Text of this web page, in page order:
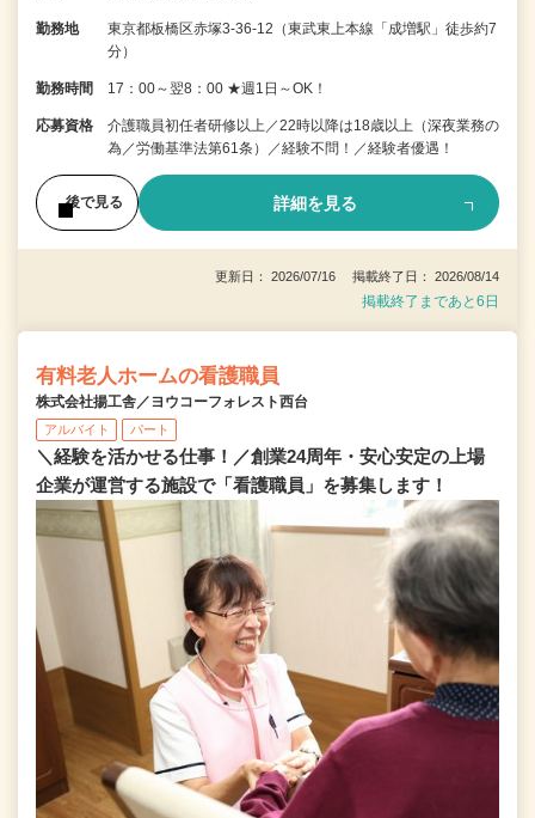
勤務地
東京都板橋区赤塚3-36-12（東武東上本線「成増駅」徒歩約7
分）
勤務時間 17：00～翌8：00 ★週1日～OK！
応募資格
介護職員初任者研修以上／22時以降は18歳以上（深夜業務の
為／労働基準法第61条）／経験不問！／経験者優遇！
後で見る 詳細を見る
更新日： 2026/07/16 掲載終了日： 2026/08/14
掲載終了まであと6日
有料老人ホームの看護職員
株式会社揚工舎／ヨウコーフォレスト西台
アルバイト パート
＼経験を活かせる仕事！／創業24周年・安心安定の上場
企業が運営する施設で「看護職員」を募集します！